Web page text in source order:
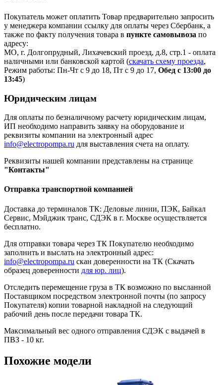
Покупатель может оплатить Товар предварительно запросить
у менеджера компании ссылку для оплаты через Сбербанк, а
также по факту получения товара в пункте самовывоза по
адресу:
МО, г. Долгопрудный, Лихачевский проезд, д.8, стр.1 - оплата
наличными или банковской картой (скачать схему проезда,
Режим работы: Пн-Чт с 9 до 18, Пт с 9 до 17, Обед с 13:00 до
13:45)
Юридическим лицам
Для оплаты по безналичному расчету юридическим лицам,
ИП необходимо направить заявку на оборудование и
реквизиты компании на электронный адрес
info@electropompa.ru для выставления счета на оплату.
Реквизиты нашей компании представлены на странице
"Контакты"
Отправка транспортной компанией
Доставка до терминалов ТК: Деловые линии, ПЭК, Байкал
Сервис, Мэйджик транс, СДЭК в г. Москве осуществляется
бесплатно.
Для отправки товара через ТК Покупателю необходимо
заполнить и выслать на электронный адрес:
info@electropompa.ru скан доверенности на ТК (Скачать
образец доверенности для юр. лиц).
Отследить перемещение груза в ТК возможно по высланной
Поставщиком посредством электронной почты (по запросу
Покупателя) копии товарной накладной на следующий
рабочий день после передачи товара ТК.
Максимальный вес одного отправления СДЭК с выдачей в
ПВЗ - 10 кг.
Похожие модели